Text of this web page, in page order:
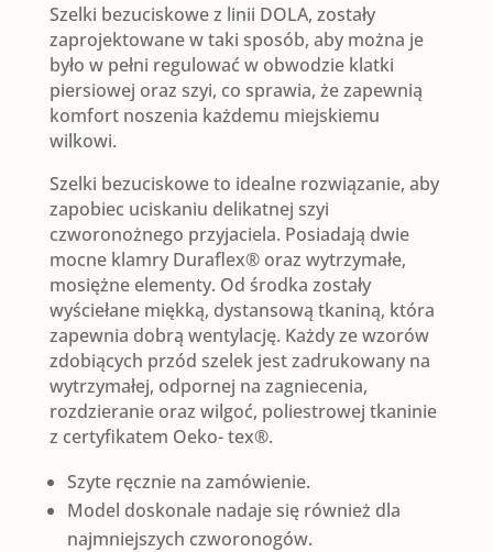
DOLA
|
MOKOSZ
Szelki bezuciskowe z linii DOLA, zostały
zaprojektowane w taki sposób, aby można je
było w pełni regulować w obwodzie klatki
piersiowej oraz szyi, co sprawia, że zapewnią
komfort noszenia każdemu miejskiemu
wilkowi.
Szelki bezuciskowe to idealne rozwiązanie, aby
zapobiec uciskaniu delikatnej szyi
czworonożnego przyjaciela. Posiadają dwie
mocne klamry Duraflex® oraz wytrzymałe,
mosiężne elementy. Od środka zostały
wyściełane miękką, dystansową tkaniną, która
zapewnia dobrą wentylację. Każdy ze wzorów
zdobiących przód szelek jest zadrukowany na
wytrzymałej, odpornej na zagniecenia,
rozdzieranie oraz wilgoć, poliestrowej tkaninie
z certyfikatem Oeko- tex®.
Szyte ręcznie na zamówienie.
Model doskonale nadaje się również dla
najmniejszych czworonogów.